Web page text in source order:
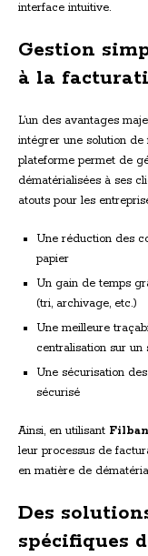
interface intuitive.
Gestion
à la
L’un des avantages
intégrer une solution de
plateforme permet de
dématérialisées à ses
atouts pour les
Une réduction des
papier
Un gain de temps
(tri, archivage, etc.)
Une meilleure
centralisation sur un
Une sécurisation
sécurisé
Ainsi, en utilisant
leur processus de
en matière de
Des
spécifiques